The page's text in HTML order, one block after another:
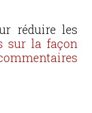
réduire les
sur la façon